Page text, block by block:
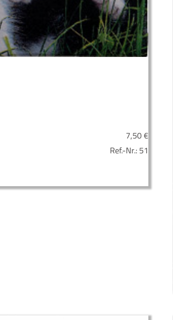
7,50€
Ref.-Nr.: 51